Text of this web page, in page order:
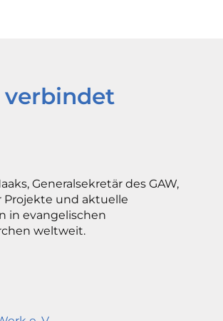
verbindet
Generalsekretär des GAW,
und aktuelle
in evangelischen
weltweit.